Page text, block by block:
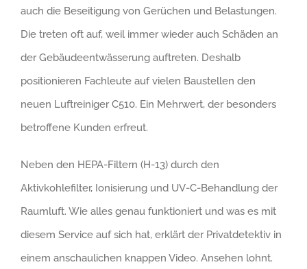
auch die Beseitigung von Gerüchen und Belastungen.
Die treten oft auf, weil immer wieder auch Schäden an
der Gebäudeentwässerung auftreten. Deshalb
positionieren Fachleute auf vielen Baustellen den
neuen Luftreiniger C510. Ein Mehrwert, der besonders
betroffene Kunden erfreut.
Neben den HEPA-Filtern (H-13) durch den
Aktivkohlefilter, Ionisierung und UV-C-Behandlung der
Raumluft. Wie alles genau funktioniert und was es mit
diesem Service auf sich hat, erklärt der Privatdetektiv in
einem anschaulichen knappen Video. Ansehen lohnt.